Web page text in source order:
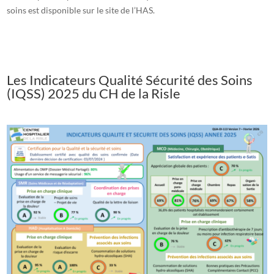
soins est disponible sur le site de l’HAS.
Les Indicateurs Qualité Sécurité des Soins
(IQSS) 2025 du CH de la Risle